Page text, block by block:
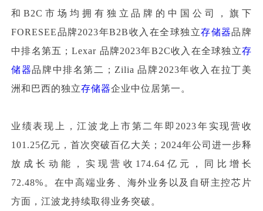
和B2C市场均拥有独立品牌的中国公司，旗下
FORESEE品牌2023年B2B收入在全球独立存储器品牌
中排名第五；Lexar 品牌2023年B2C收入在全球独立存
储器品牌中排名第二；Zilia 品牌2023年收入在拉丁美
洲和巴西的独立存储器企业中位居第一。
业绩表现上，江波龙上市第二年即2023年实现营收
101.25亿元，首次突破百亿大关；2024年公司进一步释
放成长动能，实现营收174.64亿元，同比增长
72.48%。在中高端业务、海外业务以及自研主控芯片
方面，江波龙持续取得业务突破。